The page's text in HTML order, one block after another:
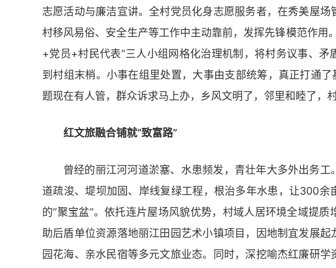
志愿活动与廉洁宣讲。全村党员化身志愿服务者，在秀美屋
村移风易俗、安全生产等工作中主动靠前，发挥先锋模范作用
+党员+村民代表”三人小组网格化治理机制，将村务议事、
到村组末梢。小事在组里处置，大事由支部统筹，真正打通
题现在有人管，群众诉求马上办，乡风文明了，邻里和睦了，
红文旅融合铺就“致富路”
曾经的丽江河河道淤塞、水患频发，青壮年大多外出务
道疏浚、堤坝加固、岸线复绿工程，根治多年水患，让300
的“聚宝盆”。依托连片屋场风貌优势，村域人居环境全域提
助后盾单位资源落地丽江田园艺术小镇项目，因地制宜发展
园花海、亲水民宿等多元文旅业态。同时，深挖喻杰红廉研